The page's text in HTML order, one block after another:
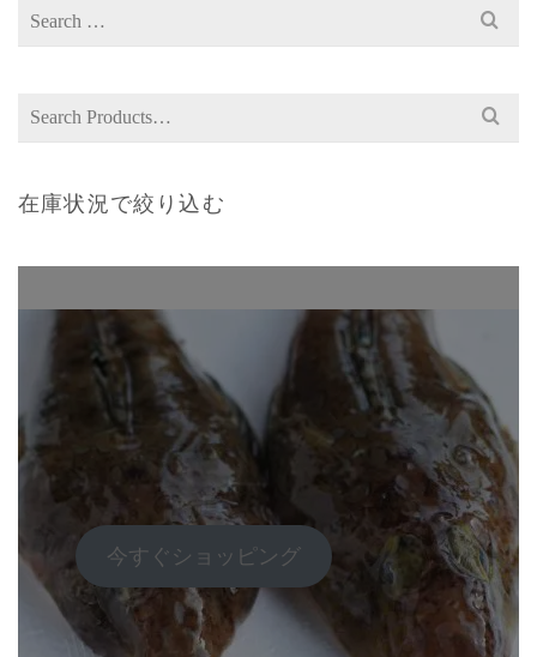
Search
Search
在庫状況で絞り込む
今すぐショッピング